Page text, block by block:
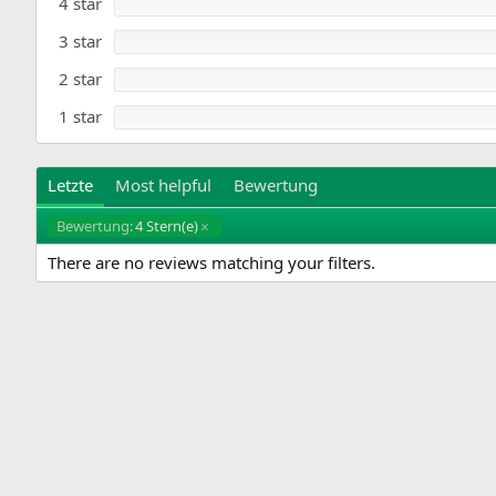
e
r
(
)
3 star
2 star
1 star
Letzte Most helpful Bewertung
Bewertung:4 Stern(e)
There are no reviews matching your filters.